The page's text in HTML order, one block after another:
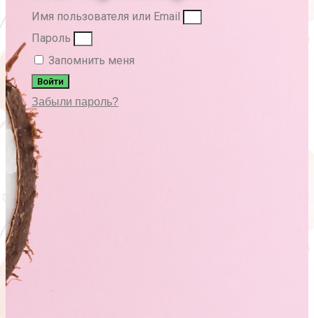
Имя пользователя или Email
Пароль
Запомнить меня
Войти
Забыли пароль?